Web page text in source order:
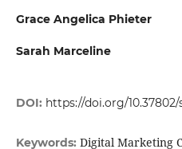
Grace Angelica Phieter
Sarah Marceline
DOI: https://doi.org/
Keywords: Digital Marketing